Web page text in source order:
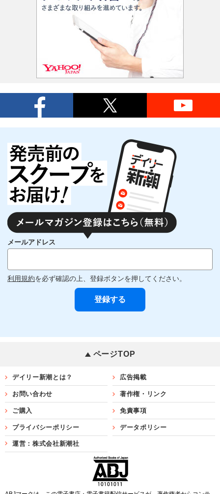
メールアドレス
利用規約を必ず確認の上、登録ボタンを押してください。
ページTOP
デイリー新潮とは？ 広告掲載
お問い合わせ 著作権・リンク
ご購入 免責事項
プライバシーポリシー データポリシー
運営：株式会社新潮社